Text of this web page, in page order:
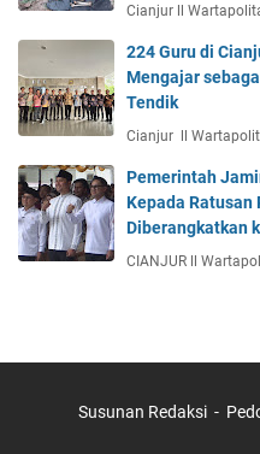
Cianjur ll
224 Guru di
Mengajar
Tendik
Cianjur ll
Pemerintah
Kepada Ratusan
Diberangkatkan
CIANJUR ll
Susunan Redaksi